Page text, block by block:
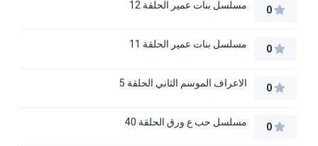
0 مسلسل بنات عمير الحلقة 12
0 مسلسل بنات عمير الحلقة 11
0 الاعراف الموسم الثاني الحلقة 5
0 مسلسل حب ع ورق الحلقة 40